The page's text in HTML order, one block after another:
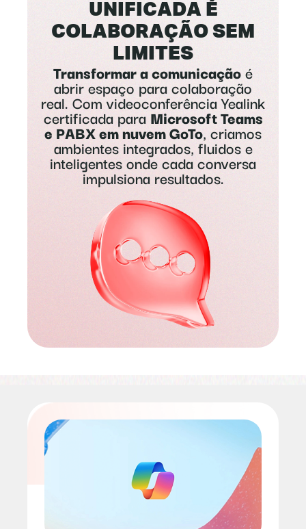
UNIFICADA É
COLABORAÇÃO SEM
LIMITES
Transformar a comunicaçãoé
abrir espaço para colaboração
real. Com videoconferência Yealink
certificada para Microsoft Teams
e PABX em nuvem GoTo, criamos
ambientes integrados, fluidos e
inteligentes onde cada conversa
impulsiona resultados.